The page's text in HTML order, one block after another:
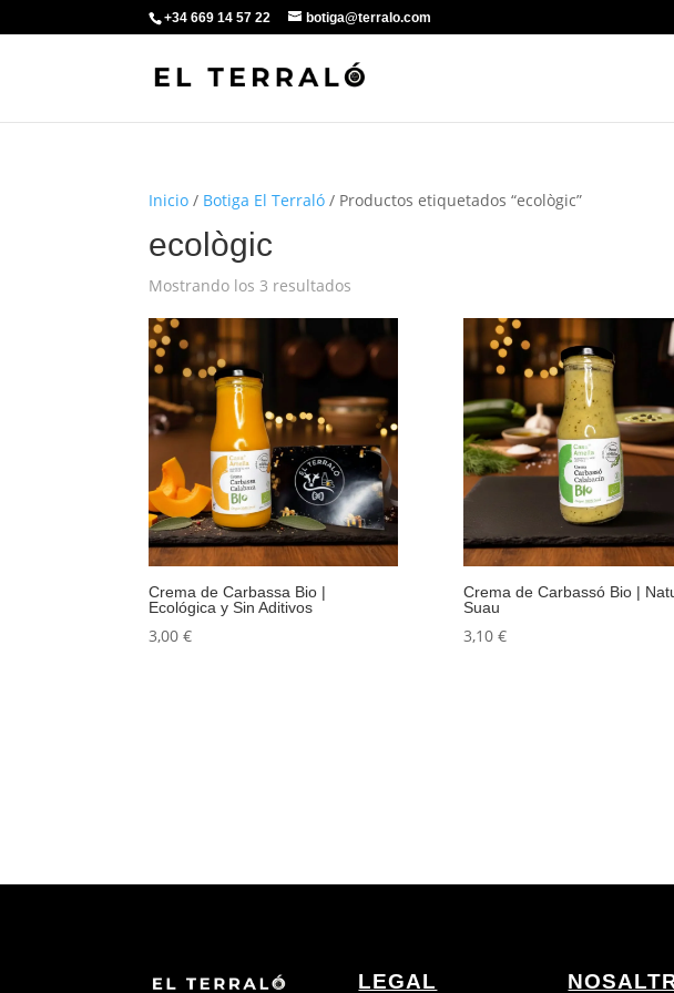
+34 669 14 57 22 botiga@terralo.com
Inicio / Botiga El Terraló / Productos etiquetados “ecològic”
ecològic
Mostrando los 3 resultados
Crema de Carbassa Bio |
Ecológica y Sin Aditivos
3,00€
Crema de Carbassó Bio |
Suau
3,10 €
LEGAL